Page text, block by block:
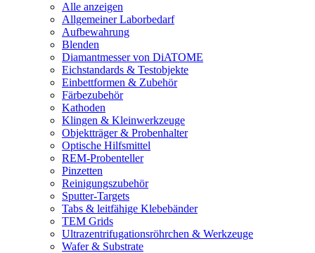
Alle anzeigen
Allgemeiner Laborbedarf
Aufbewahrung
Blenden
Diamantmesser von DiATOME
Eichstandards & Testobjekte
Einbettformen & Zubehör
Färbezubehör
Kathoden
Klingen & Kleinwerkzeuge
Objektträger & Probenhalter
Optische Hilfsmittel
REM-Probenteller
Pinzetten
Reinigungszubehör
Sputter-Targets
Tabs & leitfähige Klebebänder
TEM Grids
Ultrazentrifugationsröhrchen & Werkzeuge
Wafer & Substrate